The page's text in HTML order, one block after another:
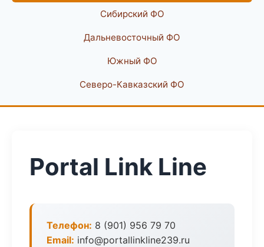
Сибирский ФО
Дальневосточный ФО
Южный ФО
Северо-Кавказский ФО
Portal Link Line
Телефон: 8 (901) 956 79 70
Email: info@portallinkline239.ru